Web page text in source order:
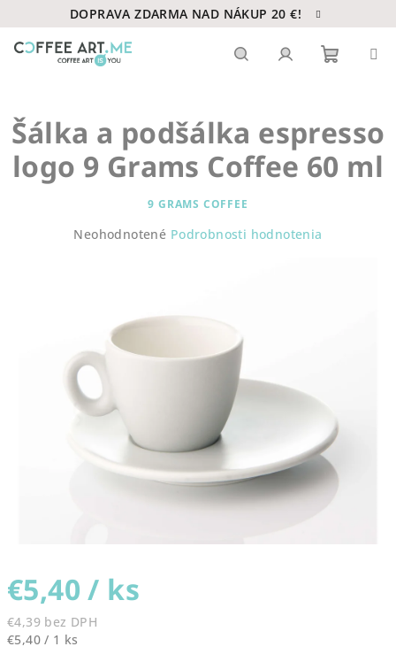
na
obsah
DOPRAVA ZDARMA NAD NÁKUP 20 €!
košík
€5,40/ ks
€4,39 bez DPH
Jednotková
€5,40 / 1 ks
Šálka a podšálka espresso
logo 9 Grams Coffee 60 ml
9 GRAMS COFFEE
Priemerné
hviezdičiek.
Neohodnotené Podrobnosti hodnotenia